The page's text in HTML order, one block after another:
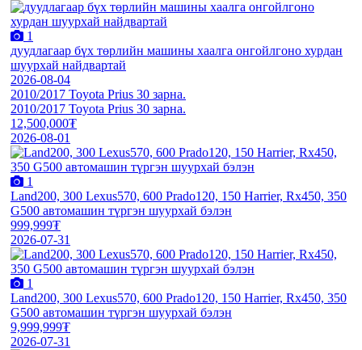
1
дуудлагаар бүх төрлийн машины хаалга онгойлгоно хурдан
шуурхай найдвартай
2026-08-04
2010/2017 Toyota Prius 30 зарна.
2010/2017 Toyota Prius 30 зарна.
12,500,000₮
2026-08-01
1
Land200, 300 Lexus570, 600 Prado120, 150 Harrier, Rx450, 350
G500 автомашин түргэн шуурхай бэлэн
999,999₮
2026-07-31
1
Land200, 300 Lexus570, 600 Prado120, 150 Harrier, Rx450, 350
G500 автомашин түргэн шуурхай бэлэн
9,999,999₮
2026-07-31